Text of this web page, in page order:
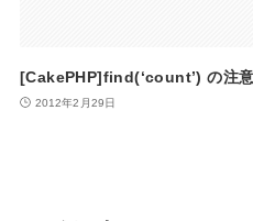
[CakePHP]find(‘count’) の注
2012年2月29日